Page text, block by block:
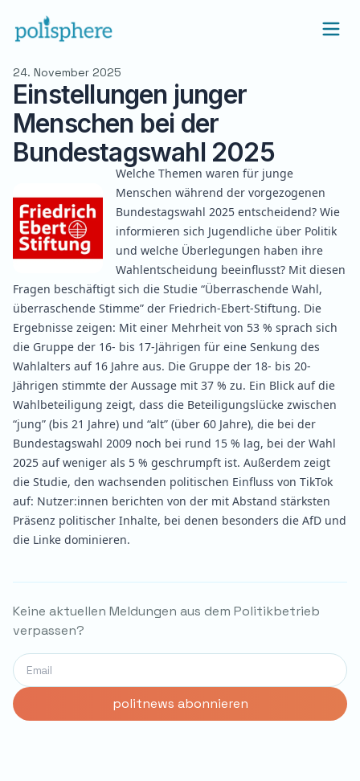
24. November 2025
Einstellungen junger
Menschen bei der
Bundestagswahl 2025
Welche Themen waren für junge
Menschen während der vorgezogenen
Bundestagswahl 2025 entscheidend? Wie
informieren sich Jugendliche über Politik
und welche Überlegungen haben ihre
Wahlentscheidung beeinflusst? Mit diesen
Fragen beschäftigt sich die Studie “Überraschende Wahl,
überraschende Stimme” der Friedrich-Ebert-Stiftung. Die
Ergebnisse zeigen: Mit einer Mehrheit von 53 % sprach sich
die Gruppe der 16- bis 17-Jährigen für eine Senkung des
Wahlalters auf 16 Jahre aus. Die Gruppe der 18- bis 20-
Jährigen stimmte der Aussage mit 37 % zu. Ein Blick auf die
Wahlbeteiligung zeigt, dass die Beteiligungslücke zwischen
“jung” (bis 21 Jahre) und “alt” (über 60 Jahre), die bei der
Bundestagswahl 2009 noch bei rund 15 % lag, bei der Wahl
2025 auf weniger als 5 % geschrumpft ist. Außerdem zeigt
die Studie, den wachsenden politischen Einfluss von TikTok
auf: Nutzer:innen berichten von der mit Abstand stärksten
Präsenz politischer Inhalte, bei denen besonders die AfD und
die Linke dominieren.
Keine aktuellen Meldungen aus dem Politikbetrieb
verpassen?